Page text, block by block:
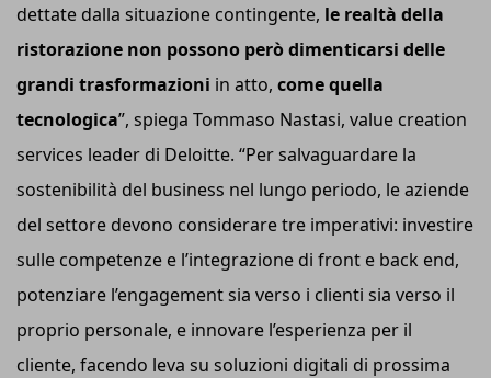
dettate dalla situazione contingente, le realtà della
ristorazione non possono però dimenticarsi delle
grandi trasformazioni in atto, come quella
tecnologica”, spiega Tommaso Nastasi, value creation
services leader di Deloitte. “Per salvaguardare la
sostenibilità del business nel lungo periodo, le aziende
del settore devono considerare tre imperativi: investire
sulle competenze e l’integrazione di front e back end,
potenziare l’engagement sia verso i clienti sia verso il
proprio personale, e innovare l’esperienza per il
cliente, facendo leva su soluzioni digitali di prossima